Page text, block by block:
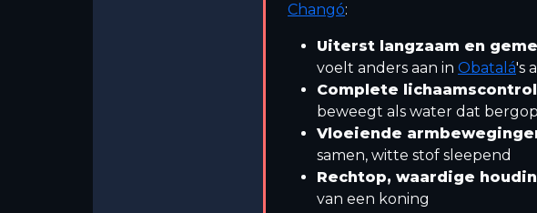
Changó:
Uiterst langzaam en
voelt anders aan in Obatalá's
Complete
beweegt als water dat
Vloeiende
samen, witte stof sleepend
Rechtop, waardige
van een koning